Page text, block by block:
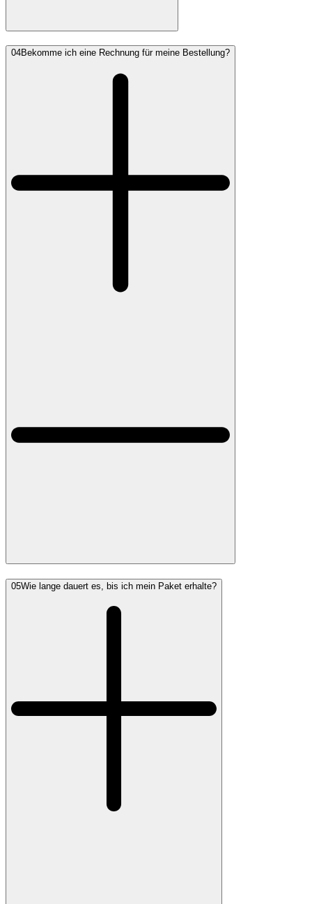
04Bekomme ich eine Rechnung für meine Bestellung?
05Wie lange dauert es, bis ich mein Paket erhalte?